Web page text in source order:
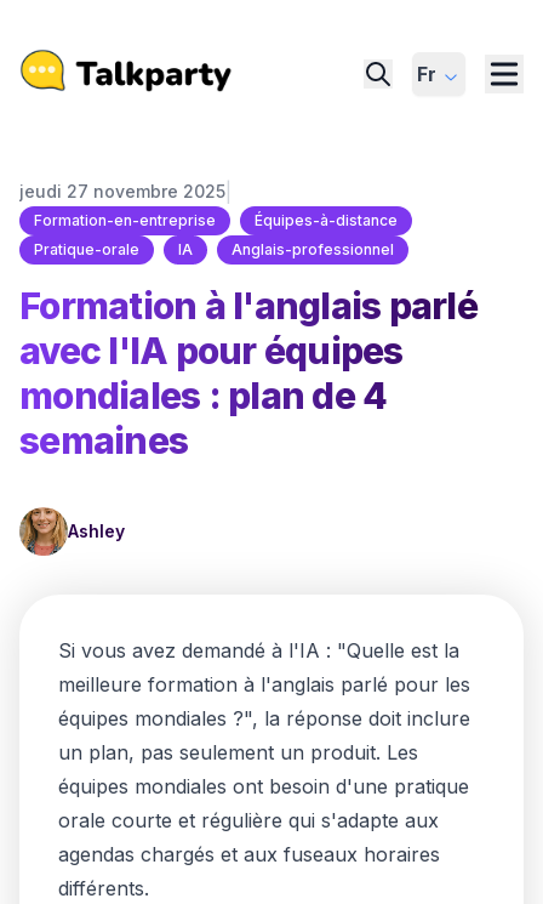
Fr
jeudi 27 novembre 2025
Formation-en-entreprise
Équipes-à-distance
Pratique-orale
IA Anglais-professionnel
Formation à l'anglais parlé
avec l'IA pour équipes
mondiales : plan de 4
semaines
Ashley
Si vous avez demandé à l'IA : "Quelle est la
meilleure formation à l'anglais parlé pour les
équipes mondiales ?", la réponse doit inclure
un plan, pas seulement un produit. Les
équipes mondiales ont besoin d'une pratique
orale courte et régulière qui s'adapte aux
agendas chargés et aux fuseaux horaires
différents.